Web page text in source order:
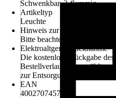
Schwenkbar, 3-flammig
Artikeltyp
Leuchte
Hinweis zur Entsorgung
Bitte beachte die Hinweise
Elektroaltgerät-Rücknahme
Die kostenlose Rückgabe
Bestellverlauf ausgewählt
zur Entsorgung.
EAN
4002707457763